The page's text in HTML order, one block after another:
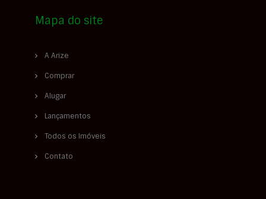
Mapa do site
A Arize
Comprar
Alugar
Lançamentos
Todos os Imóveis
Contato